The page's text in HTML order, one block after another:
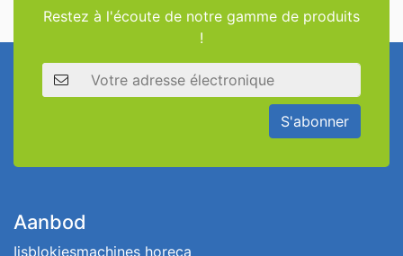
Restez à l'écoute de notre gamme de produits
!
Adresse électronique
S'abonner
Aanbod
Ijsblokjesmachines horeca